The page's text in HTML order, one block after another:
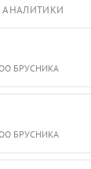
ООО БРУСНИКА
ООО БРУСНИКА